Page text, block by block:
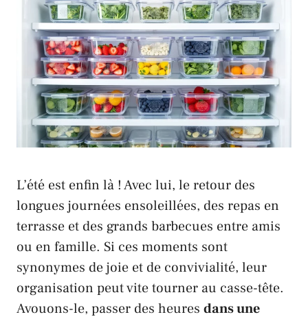
L’été est enfin là ! Avec lui, le retour des
longues journées ensoleillées, des repas en
terrasse et des grands barbecues entre amis
ou en famille. Si ces moments sont
synonymes de joie et de convivialité, leur
organisation peut vite tourner au casse-tête.
Avouons-le, passer des heures dans une